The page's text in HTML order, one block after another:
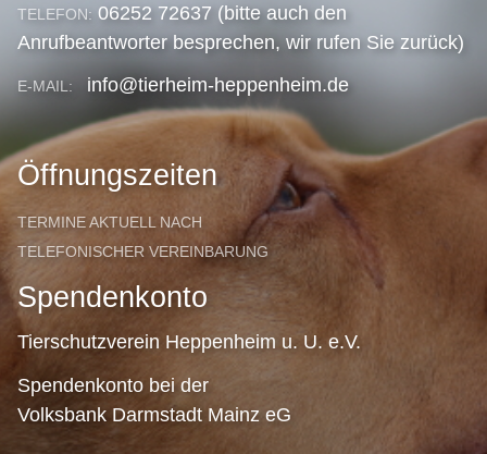
TELEFON: 06252 72637 (bitte auch den
Anrufbeantworter besprechen, wir rufen Sie zurück)
E-MAIL: info@tierheim-heppenheim.de
Öffnungszeiten
TERMINE AKTUELL NACH
TELEFONISCHER VEREINBARUNG
Spendenkonto
Tierschutzverein Heppenheim u. U. e.V.
Spendenkonto bei der
Volksbank Darmstadt Mainz eG